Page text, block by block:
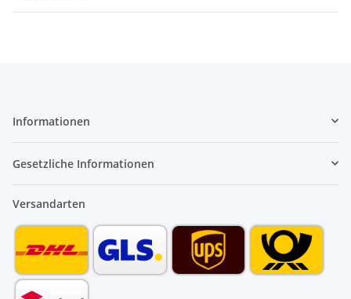
Informationen
Gesetzliche Informationen
Versandarten